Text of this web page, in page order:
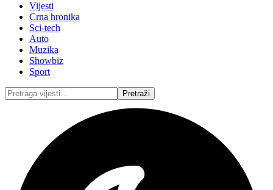
Vijesti
Crna hronika
Sci-tech
Auto
Muzika
Showbiz
Sport